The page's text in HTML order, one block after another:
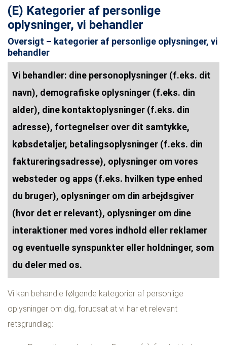
(E) Kategorier af personlige
oplysninger, vi behandler
Oversigt – kategorier af personlige oplysninger, vi
behandler
Vi behandler: dine personoplysninger (f.eks. dit
navn), demografiske oplysninger (f.eks. din
alder), dine kontaktoplysninger (f.eks. din
adresse), fortegnelser over dit samtykke,
købsdetaljer, betalingsoplysninger (f.eks. din
faktureringsadresse), oplysninger om vores
websteder og apps (f.eks. hvilken type enhed
du bruger), oplysninger om din arbejdsgiver
(hvor det er relevant), oplysninger om dine
interaktioner med vores indhold eller reklamer
og eventuelle synspunkter eller holdninger, som
du deler med os.
Vi kan behandle følgende kategorier af personlige
oplysninger om dig, forudsat at vi har et relevant
retsgrundlag: